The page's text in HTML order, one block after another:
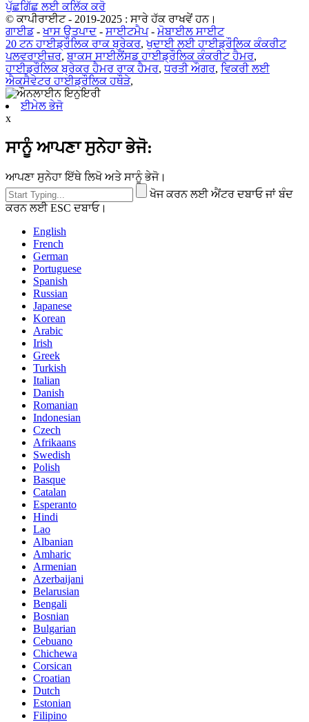
ਪੁੱਛਗਿੱਛ ਲਈ ਕਲਿੱਕ ਕਰੋ
© ਕਾਪੀਰਾਈਟ - 2019-2025 : ਸਾਰੇ ਹੱਕ ਰਾਖਵੇਂ ਹਨ।
ਗਾਈਡ-ਖਾਸ ਉਤਪਾਦ - ਸਾਈਟਮੈਪ- ਮੋਬਾਈਲ ਸਾਈਟ
20 ਟਨ ਹਾਈਡ੍ਰੌਲਿਕ ਰਾਕ ਬ੍ਰੇਕਰ,ਖੁਦਾਈ ਲਈ ਹਾਈਡ੍ਰੌਲਿਕ ਕੰਕਰੀਟ
ਪਲਵਰਾਈਜ਼ਰ,ਬਾਕਸ ਸਾਈਲੈਂਸਡ ਹਾਈਡ੍ਰੌਲਿਕ ਕੰਕਰੀਟ ਹੈਮਰ,
ਹਾਈਡ੍ਰੌਲਿਕ ਬ੍ਰੇਕਰ ਹੈਮਰ ਰਾਕ ਹੈਮਰ,ਧਰਤੀ ਔਗਰ, ਵਿਕਰੀ ਲਈ
ਐਕਸੈਵੇਟਰ ਹਾਈਡ੍ਰੌਲਿਕ ਹਥੌੜੇ,
ਈਮੇਲ ਭੇਜੋ
x
ਸਾਨੂੰ ਆਪਣਾ ਸੁਨੇਹਾ ਭੇਜੋ:
ਆਪਣਾ ਸੁਨੇਹਾ ਇੱਥੇ ਲਿਖੋ ਅਤੇ ਸਾਨੂੰ ਭੇਜੋ।
ਖੋਜ ਕਰਨ ਲਈ ਐਂਟਰ ਦਬਾਓ ਜਾਂ ਬੰਦ
ਕਰਨ ਲਈ ESC ਦਬਾਓ।
English
French
German
Portuguese
Spanish
Russian
Japanese
Korean
Arabic
Irish
Greek
Turkish
Italian
Danish
Romanian
Indonesian
Czech
Afrikaans
Swedish
Polish
Basque
Catalan
Esperanto
Hindi
Lao
Albanian
Amharic
Armenian
Azerbaijani
Belarusian
Bengali
Bosnian
Bulgarian
Cebuano
Chichewa
Corsican
Croatian
Dutch
Estonian
Filipino